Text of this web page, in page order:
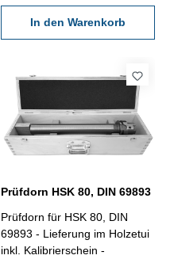
In den Warenkorb
Prüfdorn HSK 80, DIN 69893
Prüfdorn für HSK 80, DIN
69893 - Lieferung im Holzetui
inkl. Kalibrierschein -